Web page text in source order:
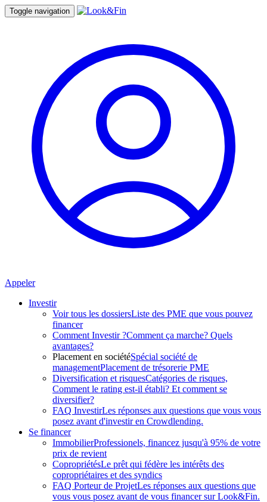
Toggle navigation
Appeler
Investir
Voir tous les dossiersListe des PME que vous pouvez
financer
Comment Investir ?Comment ça marche? Quels
avantages?
Placement en sociétéSpécial société de
managementPlacement de trésorerie PME
Diversification et risquesCatégories de risques,
Comment le rating est-il établi? Et comment se
diversifier?
FAQ InvestirLes réponses aux questions que vous vous
posez avant d'investir en Crowdlending.
Se financer
ImmobilierProfessionels, financez jusqu'à 95% de votre
prix de revient
CopropriétésLe prêt qui fédère les intérêts des
copropriétaires et des syndics
FAQ Porteur de ProjetLes réponses aux questions que
vous vous posez avant de vous financer sur Look&Fin.